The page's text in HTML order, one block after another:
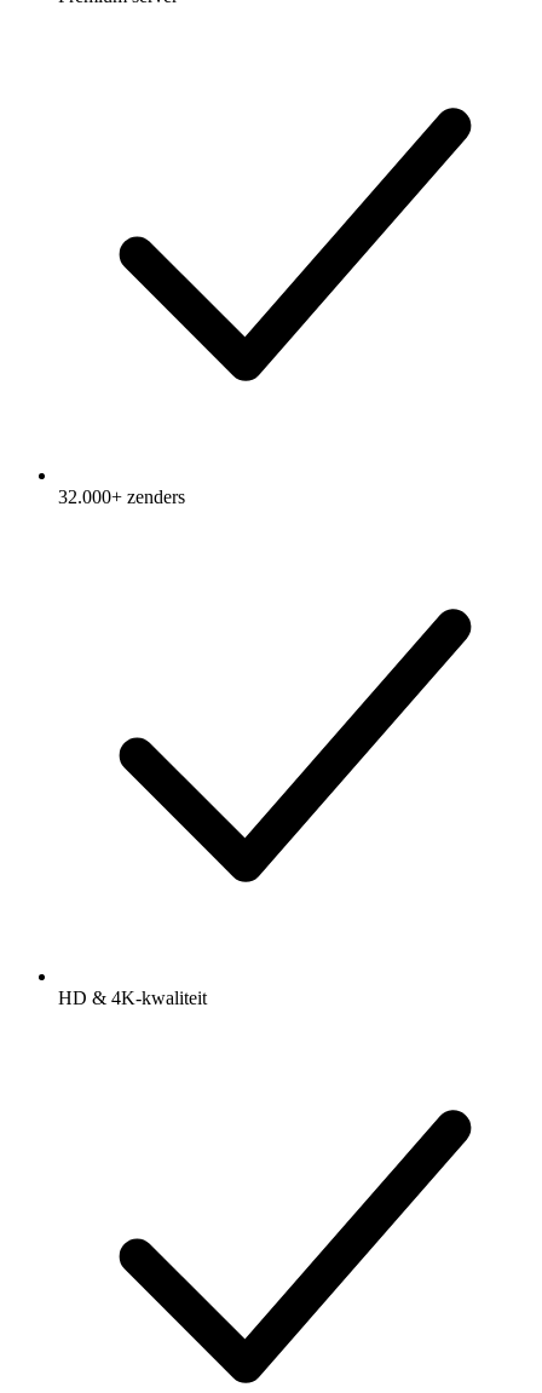
32.000+ zenders
HD & 4K-kwaliteit